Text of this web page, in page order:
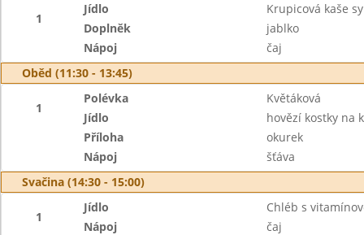
1
Jídlo
Krupicová kaše
Doplněk
jablko
Nápoj
čaj
Oběd (11:30 - 13:45)
1
Polévka
Květáková
Jídlo
hovězí kostky na
Příloha
okurek
Nápoj
šťáva
Svačina (14:30 - 15:00)
1
Jídlo
Chléb s
Nápoj
čaj